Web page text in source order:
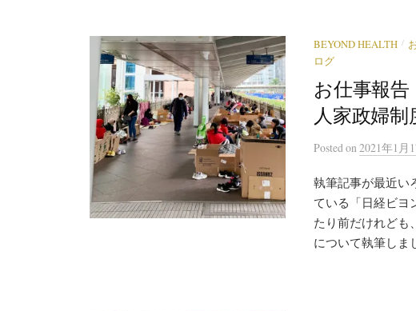
BEYOND HEALTH /
ログ
お仕事報告
人家政婦
Posted on 2021年1月
執筆記事が最近い
ている「日経ビヨ
たり前だけれども
について執筆しま